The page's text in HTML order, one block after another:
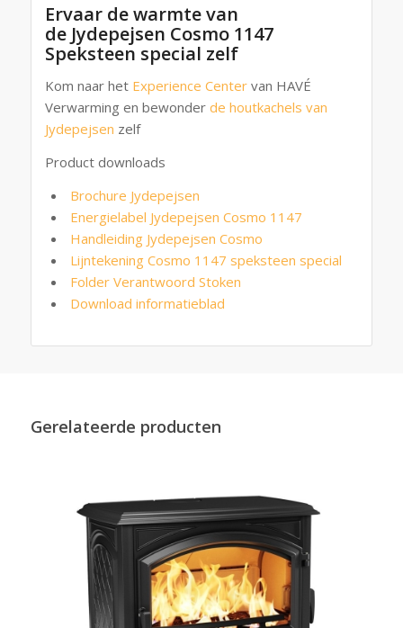
Ervaar de warmte van
de Jydepejsen Cosmo 1147
Speksteen special zelf
Kom naar het Experience Centervan HAVÉ
Verwarming en bewonder de houtkachels van
Jydepejsen zelf
Product downloads
Brochure Jydepejsen
Energielabel Jydepejsen Cosmo 1147
Handleiding Jydepejsen Cosmo
Lijntekening Cosmo 1147 speksteen special
Folder Verantwoord Stoken
Download informatieblad
Gerelateerde producten